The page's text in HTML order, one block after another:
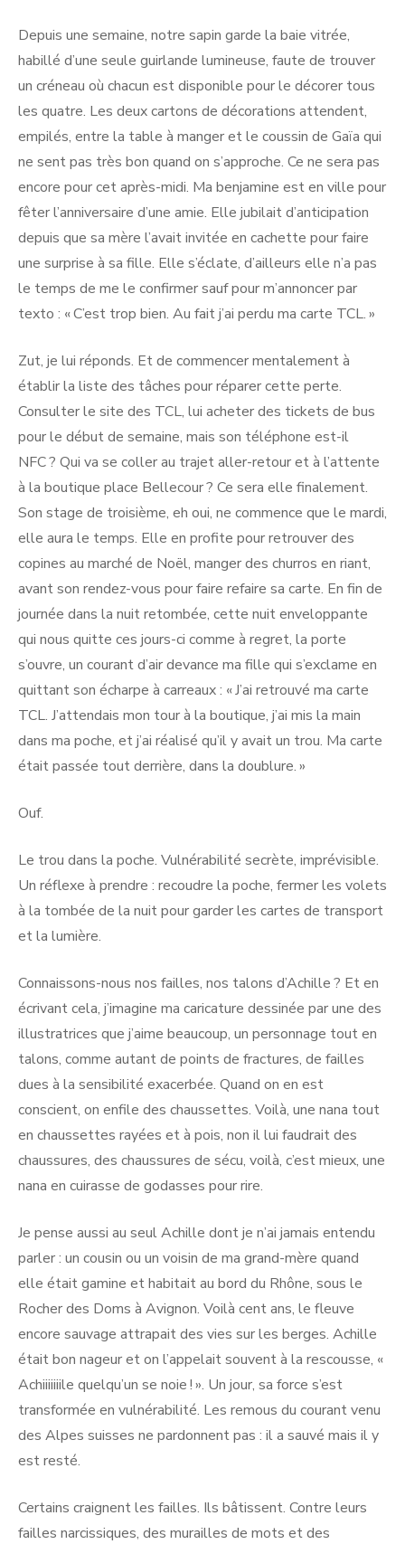
Depuis une semaine, notre sapin garde la baie vitrée,
habillé d’une seule guirlande lumineuse, faute de trouver
un créneau où chacun est disponible pour le décorer tous
les quatre. Les deux cartons de décorations attendent,
empilés, entre la table à manger et le coussin de Gaïa qui
ne sent pas très bon quand on s’approche. Ce ne sera pas
encore pour cet après-midi. Ma benjamine est en ville pour
fêter l’anniversaire d’une amie. Elle jubilait d’anticipation
depuis que sa mère l’avait invitée en cachette pour faire
une surprise à sa fille. Elle s’éclate, d’ailleurs elle n’a pas
le temps de me le confirmer sauf pour m’annoncer par
texto : « C’est trop bien. Au fait j’ai perdu ma carte TCL. »
Zut, je lui réponds. Et de commencer mentalement à
établir la liste des tâches pour réparer cette perte.
Consulter le site des TCL, lui acheter des tickets de bus
pour le début de semaine, mais son téléphone est-il
NFC ? Qui va se coller au trajet aller-retour et à l’attente
à la boutique place Bellecour ? Ce sera elle finalement.
Son stage de troisième, eh oui, ne commence que le mardi,
elle aura le temps. Elle en profite pour retrouver des
copines au marché de Noël, manger des churros en riant,
avant son rendez-vous pour faire refaire sa carte. En fin de
journée dans la nuit retombée, cette nuit enveloppante
qui nous quitte ces jours-ci comme à regret, la porte
s’ouvre, un courant d’air devance ma fille qui s’exclame en
quittant son écharpe à carreaux : « J’ai retrouvé ma carte
TCL. J’attendais mon tour à la boutique, j’ai mis la main
dans ma poche, et j’ai réalisé qu’il y avait un trou. Ma carte
était passée tout derrière, dans la doublure. »
Ouf.
Le trou dans la poche. Vulnérabilité secrète, imprévisible.
Un réflexe à prendre : recoudre la poche, fermer les volets
à la tombée de la nuit pour garder les cartes de transport
et la lumière.
Connaissons-nous nos failles, nos talons d’Achille ? Et en
écrivant cela, j’imagine ma caricature dessinée par une des
illustratrices que j’aime beaucoup, un personnage tout en
talons, comme autant de points de fractures, de failles
dues à la sensibilité exacerbée. Quand on en est
conscient, on enfile des chaussettes. Voilà, une nana tout
en chaussettes rayées et à pois, non il lui faudrait des
chaussures, des chaussures de sécu, voilà, c’est mieux, une
nana en cuirasse de godasses pour rire.
Je pense aussi au seul Achille dont je n’ai jamais entendu
parler : un cousin ou un voisin de ma grand-mère quand
elle était gamine et habitait au bord du Rhône, sous le
Rocher des Doms à Avignon. Voilà cent ans, le fleuve
encore sauvage attrapait des vies sur les berges. Achille
était bon nageur et on l’appelait souvent à la rescousse, «
Achiiiiiiile quelqu’un se noie ! ». Un jour, sa force s’est
transformée en vulnérabilité. Les remous du courant venu
des Alpes suisses ne pardonnent pas : il a sauvé mais il y
est resté.
Certains craignent les failles. Ils bâtissent. Contre leurs
failles narcissiques, des murailles de mots et des